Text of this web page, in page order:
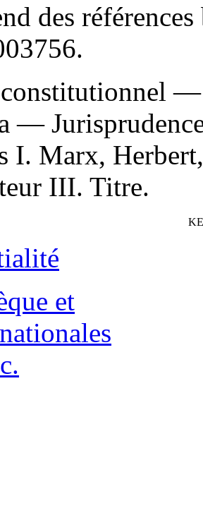
des
.
—
I. Marx,
III. Titre.